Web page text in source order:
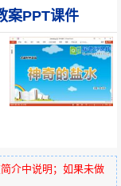
案PPT课件
介中说明；如果未做